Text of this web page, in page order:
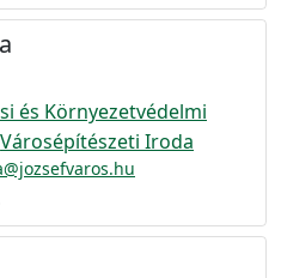
és Környezetvédelmi
Városépítészeti Iroda